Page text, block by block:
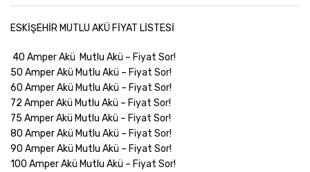
ESKİŞEHİR MUTLU AKÜ FİYAT LİSTESİ
40 Amper Akü Mutlu Akü – Fiyat Sor!
50 Amper Akü Mutlu Akü – Fiyat Sor!
60 Amper Akü Mutlu Akü – Fiyat Sor!
72 Amper Akü Mutlu Akü – Fiyat Sor!
75 Amper Akü Mutlu Akü – Fiyat Sor!
80 Amper Akü Mutlu Akü – Fiyat Sor!
90 Amper Akü Mutlu Akü – Fiyat Sor!
100 Amper Akü Mutlu Akü – Fiyat Sor!